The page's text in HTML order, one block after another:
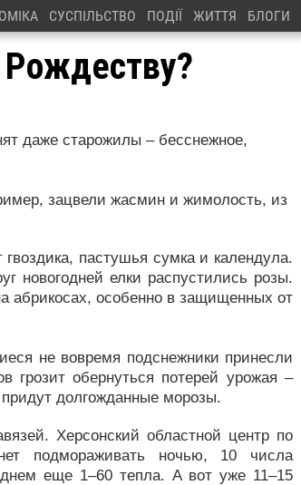
СУСПІЛЬСТВО ПОДІЇ ЖИТТЯ БЛОГИ
даже старожилы – бесснежное,
зацвели жасмин и жимолость, из
пастушья сумка и календула.
новогодней елки распустились розы.
абрикосах, особенно в защищенных от
не вовремя подснежники принесли
грозит обернуться потерей урожая –
долгожданные морозы.
Херсонский областной центр по
подмораживать ночью, 10 числа
еще 1–60 тепла. А вот уже 11–15